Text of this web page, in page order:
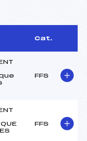
Cat.
FFS
FFS